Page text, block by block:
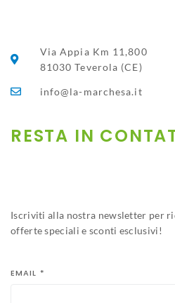
Via Appia Km 11,800
81030 Teverola (CE)
info@la-marchesa.it
RESTA IN
Iscriviti alla nostra newsletter per
offerte speciali e sconti esclusivi!
EMAIL *